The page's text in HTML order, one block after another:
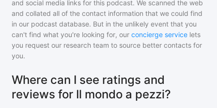
and social media links for this podcast. We scanned the web
and collated all of the contact information that we could find
in our podcast database. But in the unlikely event that you
can't find what you're looking for, our concierge service lets
you request our research team to source better contacts for
you.
Where can I see ratings and
reviews for Il mondo a pezzi?